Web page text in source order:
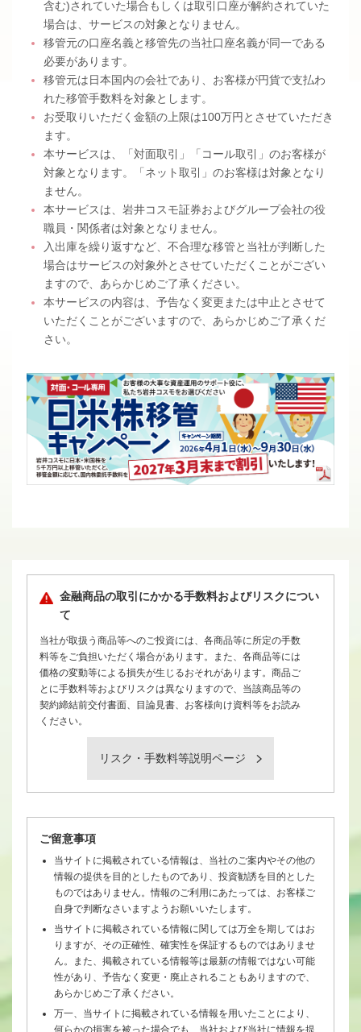
含む)されていた場合もしくは取引口座が解約されていた
場合は、サービスの対象となりません。
移管元の口座名義と移管先の当社口座名義が同一である
必要があります。
移管元は日本国内の会社であり、お客様が円貨で支払わ
れた移管手数料を対象とします。
お受取りいただく金額の上限は100万円とさせていただき
ます。
本サービスは、「対面取引」「コール取引」のお客様が
対象となります。「ネット取引」のお客様は対象となり
ません。
本サービスは、岩井コスモ証券およびグループ会社の役
職員・関係者は対象となりません。
入出庫を繰り返すなど、不合理な移管と当社が判断した
場合はサービスの対象外とさせていただくことがござい
ますので、あらかじめご了承ください。
本サービスの内容は、予告なく変更または中止とさせて
いただくことがございますので、あらかじめご了承くだ
さい。
金融商品の取引にかかる手数料およびリスクについ
て
当社が取扱う商品等へのご投資には、各商品等に所定の手数
料等をご負担いただく場合があります。また、各商品等には
価格の変動等による損失が生じるおそれがあります。商品ご
とに手数料等およびリスクは異なりますので、当該商品等の
契約締結前交付書面、目論見書、お客様向け資料等をお読み
ください。
リスク・手数料等説明ページ
ご留意事項
当サイトに掲載されている情報は、当社のご案内やその他の
情報の提供を目的としたものであり、投資勧誘を目的とした
ものではありません。情報のご利用にあたっては、お客様ご
自身で判断なさいますようお願いいたします。
当サイトに掲載されている情報に関しては万全を期してはお
りますが、その正確性、確実性を保証するものではありませ
ん。また、掲載されている情報等は最新の情報ではない可能
性があり、予告なく変更・廃止されることもありますので、
あらかじめご了承ください。
万一、当サイトに掲載されている情報を用いたことにより、
何らかの損害を被った場合でも、当社および当社に情報を提